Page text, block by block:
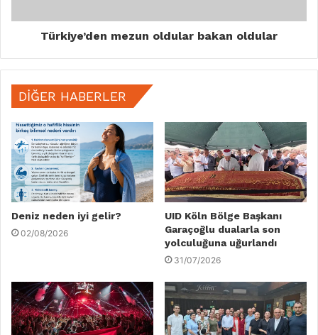
Türkiye’den mezun oldular bakan oldular
DIĞER HABERLER
Deniz neden iyi gelir?
02/08/2026
UID Köln Bölge Başkanı
Garaçoğlu dualarla son
yolculuğuna uğurlandı
31/07/2026